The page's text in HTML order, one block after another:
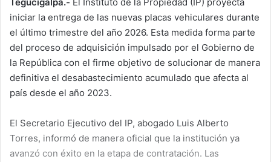
iniciar la entrega de las nuevas placas vehiculares durante
el último trimestre del año 2026. Esta medida forma parte
del proceso de adquisición impulsado por el Gobierno de
la República con el firme objetivo de solucionar de manera
definitiva el desabastecimiento acumulado que afecta al
país desde el año 2023.
El Secretario Ejecutivo del IP, abogado Luis Alberto
Torres, informó de manera oficial que la institución ya
avanzó con éxito en la etapa de contratación. Las